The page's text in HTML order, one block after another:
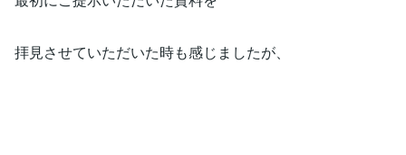
拝見させていただいた時も感じましたが、